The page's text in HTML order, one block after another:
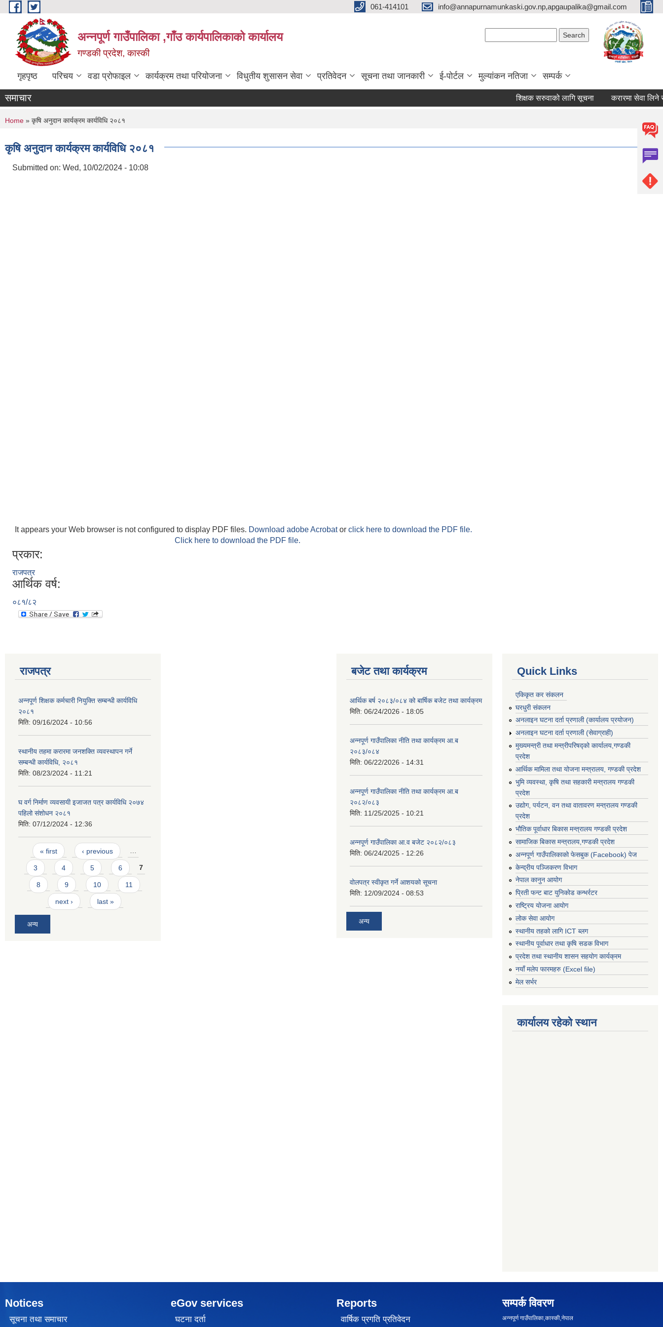
Skip to main content 061-414101 info@annapurnamunkaski.gov.np,apgaupalika@gmail.com
अन्नपूर्ण गाउँपालिका ,गाँउ कार्यपालिकाको कार्यालय
गण्डकी प्रदेश, कास्की
गृहपृष्ठ परिचय वडा प्रोफाइल कार्यक्रम तथा परियोजना विधुतीय शुसासन सेवा प्रतिवेदन सूचना तथा जानकारी ई-पोर्टल मुल्यांकन नतिजा सम्पर्क
समाचार शिक्षक सरुवाको लागि सूचना करारमा सेवा लिने
You are here
Home » कृषि अनुदान कार्यक्रम कार्यविधि २०८१
कृषि अनुदान कार्यक्रम कार्यविधि २०८१
Submitted on: Wed, 10/02/2024 - 10:08
It appears your Web browser is not configured to display PDF files. Download adobe Acrobator click here to download the PDF file.
Click here to download the PDF file.
प्रकार:
राजपत्र
आर्थिक वर्ष:
०८१/८२
राजपत्र
अन्नपूर्ण शिक्षक कर्मचारी नियुक्ति सम्बन्धी कार्यविधि
२०८१
मिति: 09/16/2024 - 10:56
स्थानीय तहमा करारमा जनशक्ति व्यवस्थापन गर्ने
सम्बन्धी कार्यविधि, २०८१
मिति: 08/23/2024 - 11:21
घ वर्ग निर्माण व्यवसायी इजाजत पत्र कार्यविधि २०७४
पहिलो संशोधन २०८१
मिति: 07/12/2024 - 12:36
Pages
« first ‹ previous …
3 4 5 6 7
8 9 10 11
next › last »
अन्य
बजेट तथा कार्यक्रम
आर्थिक बर्ष २०८३/०८४ को बार्षिक बजेट तथा कार्यक्रम
मिति: 06/24/2026 - 18:05
अन्नपूर्ण गाउँपालिका नीति तथा कार्यक्रम आ.ब
२०८३/०८४
मिति: 06/22/2026 - 14:31
अन्नपूर्ण गाउँपालिका नीति तथा कार्यक्रम आ.ब
२०८२/०८३
मिति: 11/25/2025 - 10:21
अन्नपूर्ण गाउँपालिका आ.व बजेट २०८२/०८३
मिति: 06/24/2025 - 12:26
वोलपत्र स्वीकृत गर्ने आशयको सूचना
मिति: 12/09/2024 - 08:53
अन्य
Quick Links
एकिकृत कर संकलन
घरधुरी संकलन
अनलाइन घटना दर्ता प्रणाली (कार्यालय प्रयोजन)
अनलाइन घटना दर्ता प्रणाली (सेवाग्राही)
मुख्यमन्त्री तथा मन्त्रीपरिषद्को कार्यालय,गण्डकी
प्रदेश
आर्थिक मामिला तथा योजना मन्त्रालय, गण्डकी प्रदेश
भुमि व्यवस्था, कृषि तथा सहकारी मन्त्रालय गण्डकी
प्रदेश
उद्योग, पर्यटन, वन तथा वातावरण मन्त्रालय गण्डकी
प्रदेश
भौतिक पूर्वाधार बिकास मन्त्रालय गण्डकी प्रदेश
सामाजिक बिकास मन्त्रालय,गण्डकी प्रदेश
अन्नपूर्ण गाउँपालिकाको फेसबुक (Facebook) पेज
केन्द्रीय पञ्जिकरण विभाग
नेपाल कानुन आयोग
प्रिती फन्ट बाट युनिकोड कन्भर्रटर
राष्ट्रिय योजना आयोग
लोक सेवा आयोग
स्थानीय तहको लागि ICT ब्लग
स्थानीय पूर्वाधार तथा कृषि सडक विभाग
प्रदेश तथा स्थानीय शासन सहयोग कार्यक्रम
नयाँ मलेप फारमहरु (Excel file)
मेल सर्भर
कार्यालय रहेको स्थान
Notices
सूचना तथा समाचार
eGov services
घटना दर्ता
Reports
वार्षिक प्रगति प्रतिवेदन
सम्पर्क विवरण
अन्नपूर्ण गाउँपालिका,कास्की,नेपाल